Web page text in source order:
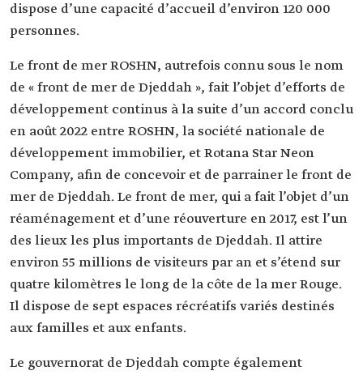
dispose d’une capacité d’accueil d’environ 120 000
personnes.
Le front de mer ROSHN, autrefois connu sous le nom
de « front de mer de Djeddah », fait l’objet d’efforts de
développement continus à la suite d’un accord conclu
en août 2022 entre ROSHN, la société nationale de
développement immobilier, et Rotana Star Neon
Company, afin de concevoir et de parrainer le front de
mer de Djeddah. Le front de mer, qui a fait l’objet d’un
réaménagement et d’une réouverture en 2017, est l’un
des lieux les plus importants de Djeddah. Il attire
environ 55 millions de visiteurs par an et s’étend sur
quatre kilomètres le long de la côte de la mer Rouge.
Il dispose de sept espaces récréatifs variés destinés
aux familles et aux enfants.
Le gouvernorat de Djeddah compte également